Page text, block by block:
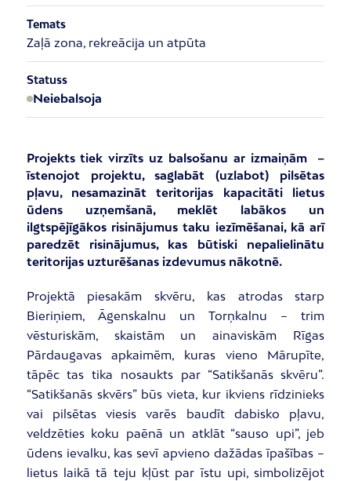
Temats
Zaļā zona, rekreācija un atpūta
Statuss
Neiebalsoja
Projekts tiek virzīts uz balsošanu ar izmaiņām –
īstenojot projektu, saglabāt (uzlabot) pilsētas
pļavu, nesamazināt teritorijas kapacitāti lietus
ūdens uzņemšanā, meklēt labākos un
ilgtspējīgākos risinājumus taku iezīmēšanai, kā arī
paredzēt risinājumus, kas būtiski nepalielinātu
teritorijas uzturēšanas izdevumus nākotnē.
Projektā piesakām skvēru, kas atrodas starp
Bieriņiem, Āgenskalnu un Torņkalnu – trim
vēsturiskām, skaistām un ainaviskām Rīgas
Pārdaugavas apkaimēm, kuras vieno Mārupīte,
tāpēc tas tika nosaukts par “Satikšanās skvēru”.
“Satikšanās skvērs” būs vieta, kur ikviens rīdzinieks
vai pilsētas viesis varēs baudīt dabisko pļavu,
veldzēties koku paēnā un atklāt “sauso upi”, jeb
ūdens ievalku, kas sevī apvieno dažādas īpašības –
lietus laikā tā teju kļūst par īstu upi, simbolizējot